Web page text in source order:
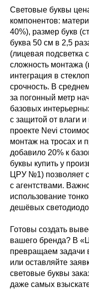
Световые буквы
компонентов:
40%), размер букв
буква 50 см в 2,5
(лицевая подсветка
сложность монтажа
интеграция в
срочность. В
за погонный метр
базовых
с защитой от влаги
проекте Nevi
монтаж на тросах и
добавило 20% к
буквы купить у
ЦРУ №1) позволяет
с агентствами.
использование
дешёвых
Готовы создать
вашего бренда? В
превращаем задачи
или оставляйте
световые буквы
даже самых